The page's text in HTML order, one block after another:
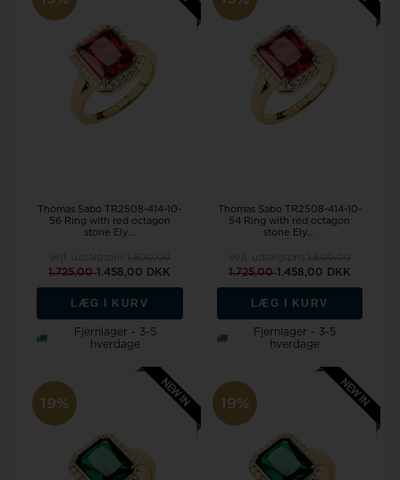
Thomas Sabo TR2508-414-10-
56 Ring with red octagon
stone Ely...
1.725,001.458,00 DKK
LÆG I KURV
Fjernlager - 3-5
hverdage
Thomas Sabo TR2508-414-10-
54 Ring with red octagon
stone Ely...
1.725,001.458,00 DKK
LÆG I KURV
Fjernlager - 3-5
hverdage
19% 19%